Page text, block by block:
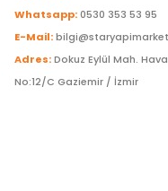
Whatsapp:0530 353 53 95
E-Mail:
Adres:Dokuz Eylül Mah.
No:12/C Gaziemir / İzmir